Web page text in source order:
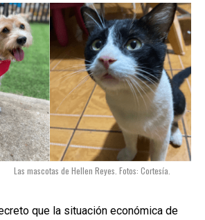
Las mascotas de Hellen Reyes. Fotos: Cortesía.
que la situación económica de